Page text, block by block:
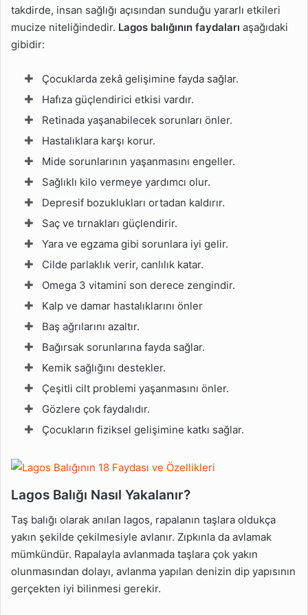
takdirde, insan sağlığı açısından sunduğu yararlı etkileri
mucize niteliğindedir. Lagos balığının faydaları aşağıdaki
gibidir:
Çocuklarda zekâ gelişimine fayda sağlar.
Hafıza güçlendirici etkisi vardır.
Retinada yaşanabilecek sorunları önler.
Hastalıklara karşı korur.
Mide sorunlarının yaşanmasını engeller.
Sağlıklı kilo vermeye yardımcı olur.
Depresif bozuklukları ortadan kaldırır.
Saç ve tırnakları güçlendirir.
Yara ve egzama gibi sorunlara iyi gelir.
Cilde parlaklık verir, canlılık katar.
Omega 3 vitamini son derece zengindir.
Kalp ve damar hastalıklarını önler
Baş ağrılarını azaltır.
Bağırsak sorunlarına fayda sağlar.
Kemik sağlığını destekler.
Çeşitli cilt problemi yaşanmasını önler.
Gözlere çok faydalıdır.
Çocukların fiziksel gelişimine katkı sağlar.
Lagos Balığı Nasıl Yakalanır?
Taş balığı olarak anılan lagos, rapalanın taşlara oldukça
yakın şekilde çekilmesiyle avlanır. Zıpkınla da avlamak
mümkündür. Rapalayla avlanmada taşlara çok yakın
olunmasından dolayı, avlanma yapılan denizin dip yapısının
gerçekten iyi bilinmesi gerekir.